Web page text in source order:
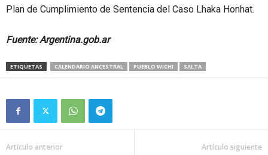
Plan de Cumplimiento de Sentencia del Caso Lhaka Honhat.
Fuente: Argentina.gob.ar
ETIQUETAS CALENDARIO ANCESTRAL PUEBLO WICHI SALTA
Artículo anterior Artículo siguiente